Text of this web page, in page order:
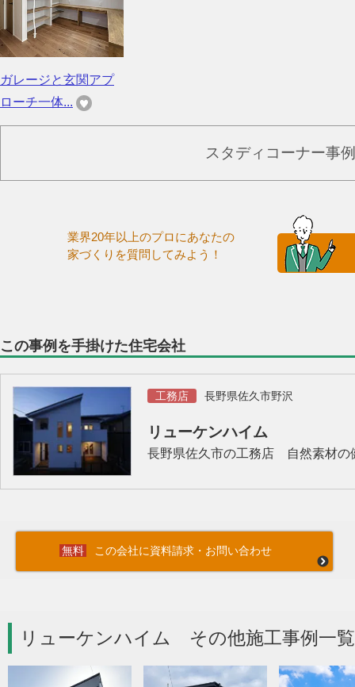
ガレージと玄関アプ
ローチ一体...
スタディコーナー事
業界20年以上のプロにあなたの
家づくりを質問してみよう！
この事例を手掛けた住宅会社
工務店 長野県佐久市野沢
リューケンハイム
長野県佐久市の工務店 自然素材の
この会社に資料請求・お問い合わせ
リューケンハイム その他施工事例一